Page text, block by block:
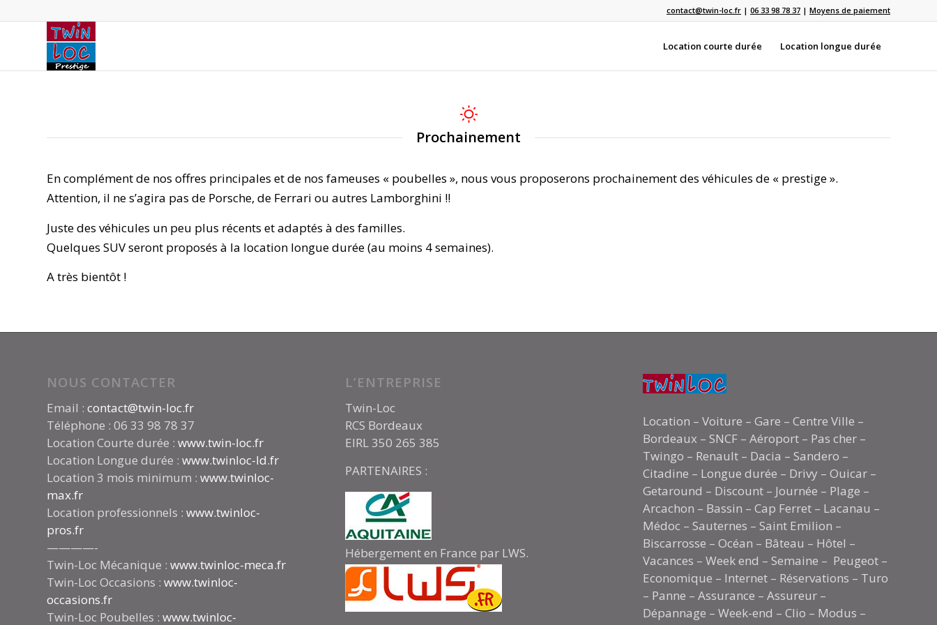
contact@twin-loc.fr | 06 33 98 78 37 | Moyens de paiement
Location courte durée Location longue durée
Prochainement
En complément de nos offres principales et de nos fameuses « poubelles », nous vous proposerons prochainement des véhicules de « prestige ».
Attention, il ne s’agira pas de Porsche, de Ferrari ou autres Lamborghini !!
Juste des véhicules un peu plus récents et adaptés à des familles.
Quelques SUV seront proposés à la location longue durée (au moins 4 semaines).
A très bientôt !
NOUS CONTACTER
Email : contact@twin-loc.fr
Téléphone : 06 33 98 78 37
Location Courte durée : www.twin-loc.fr
Location Longue durée : www.twinloc-ld.fr
Location 3 mois minimum : www.twinloc-
max.fr
Location professionnels : www.twinloc-
pros.fr
————-
Twin-Loc Mécanique : www.twinloc-meca.fr
Twin-Loc Occasions : www.twinloc-
occasions.fr
Twin-Loc Poubelles : www.twinloc-
L’ENTREPRISE
Twin-Loc
RCS Bordeaux
EIRL 350 265 385
PARTENAIRES :
Hébergement en France par LWS.
Location – Voiture – Gare – Centre Ville –
Bordeaux – SNCF – Aéroport – Pas cher –
Twingo – Renault – Dacia – Sandero –
Citadine – Longue durée – Drivy – Ouicar –
Getaround – Discount – Journée – Plage –
Arcachon – Bassin – Cap Ferret – Lacanau –
Médoc – Sauternes – Saint Emilion –
Biscarrosse – Océan – Bâteau – Hôtel –
Vacances – Week end – Semaine – Peugeot –
Economique – Internet – Réservations – Turo
– Panne – Assurance – Assureur –
Dépannage – Week-end – Clio – Modus –